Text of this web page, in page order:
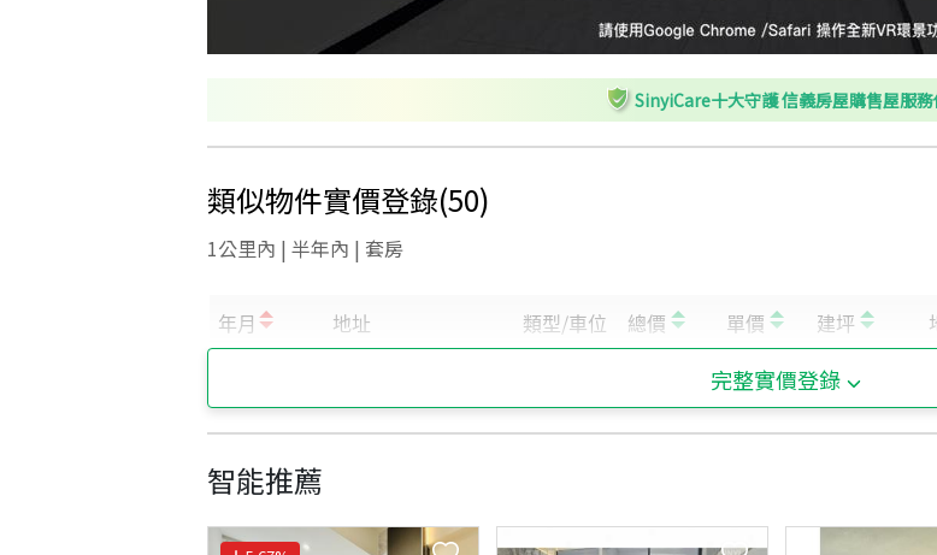
SinyiCare十大守護 信義房屋購售屋服
類似物件實價登錄(50)
1公里內 | 半年內 | 套房
完整實價登錄
智能推薦